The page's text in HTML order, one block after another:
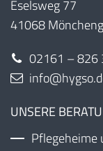
Eselsweg 77
41068
02161 – 826
UNSERE
Pflegeheime